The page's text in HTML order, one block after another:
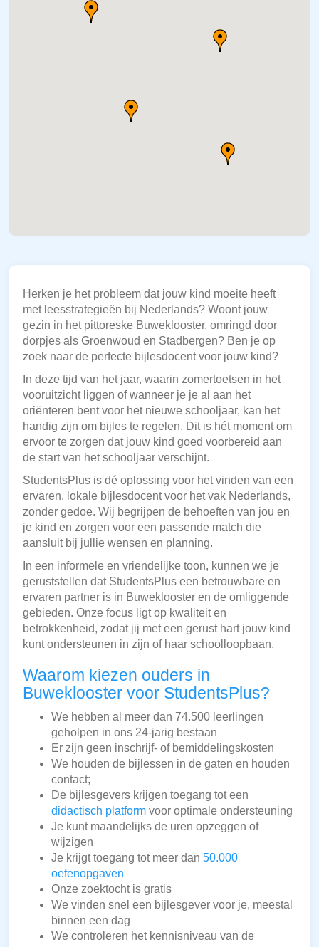
Herken je het probleem dat jouw kind moeite heeft
met leesstrategieën bij Nederlands? Woont jouw
gezin in het pittoreske Buweklooster, omringd door
dorpjes als Groenwoud en Stadbergen? Ben je op
zoek naar de perfecte bijlesdocent voor jouw kind?
In deze tijd van het jaar, waarin zomertoetsen in het
vooruitzicht liggen of wanneer je je al aan het
oriënteren bent voor het nieuwe schooljaar, kan het
handig zijn om bijles te regelen. Dit is hét moment om
ervoor te zorgen dat jouw kind goed voorbereid aan
de start van het schooljaar verschijnt.
StudentsPlus is dé oplossing voor het vinden van een
ervaren, lokale bijlesdocent voor het vak Nederlands,
zonder gedoe. Wij begrijpen de behoeften van jou en
je kind en zorgen voor een passende match die
aansluit bij jullie wensen en planning.
In een informele en vriendelijke toon, kunnen we je
geruststellen dat StudentsPlus een betrouwbare en
ervaren partner is in Buweklooster en de omliggende
gebieden. Onze focus ligt op kwaliteit en
betrokkenheid, zodat jij met een gerust hart jouw kind
kunt ondersteunen in zijn of haar schoolloopbaan.
Waarom kiezen ouders in
Buweklooster voor StudentsPlus?
We hebben al meer dan 74.500 leerlingen
geholpen in ons 24-jarig bestaan
Er zijn geen inschrijf- of bemiddelingskosten
We houden de bijlessen in de gaten en houden
contact;
De bijlesgevers krijgen toegang tot een
didactisch platform voor optimale ondersteuning
Je kunt maandelijks de uren opzeggen of
wijzigen
Je krijgt toegang tot meer dan 50.000
oefenopgaven
Onze zoektocht is gratis
We vinden snel een bijlesgever voor je, meestal
binnen een dag
We controleren het kennisniveau van de